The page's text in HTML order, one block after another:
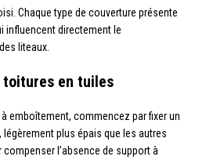
Chaque type de couverture présente
influencent directement le
liteaux.
en tuiles
à emboîtement, commencez par fixer un
légèrement plus épais que les autres
l’absence de support à